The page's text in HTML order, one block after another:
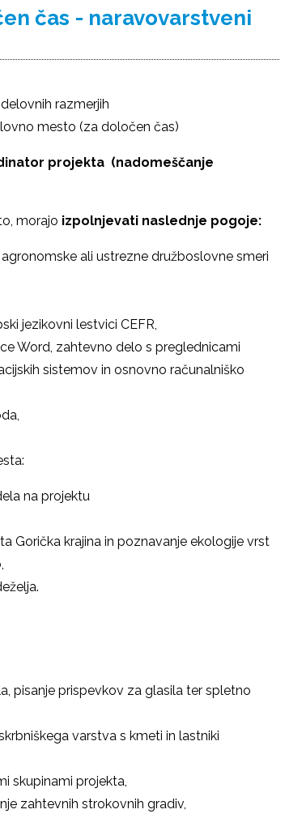
čas - naravovarstveni
razmerjih
mesto (za določen čas)
projekta (nadomeščanje
morajo izpolnjevati naslednje pogoje:
ali ustrezne družboslovne smeri
jezikovni lestvici CEFR,
Word, zahtevno delo s preglednicami
sistemov in osnovno računalniško
na projektu
Gorička krajina in poznavanje ekologije vrst
pisanje prispevkov za glasila ter spletno
varstva s kmeti in lastniki
skupinami projekta,
zahtevnih strokovnih gradiv,